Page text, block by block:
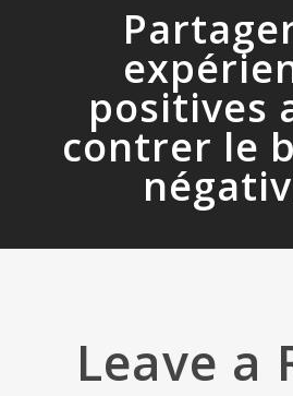
positives
contrer le
Leave a